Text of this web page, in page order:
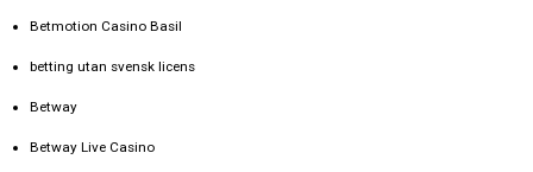
Betmotion Casino Basil
betting utan svensk licens
Betway
Betway Live Casino